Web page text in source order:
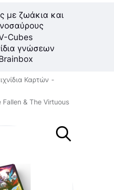
με ζωάκια και
Cubes
γνώσεων
Καρτών
& The Virtuous